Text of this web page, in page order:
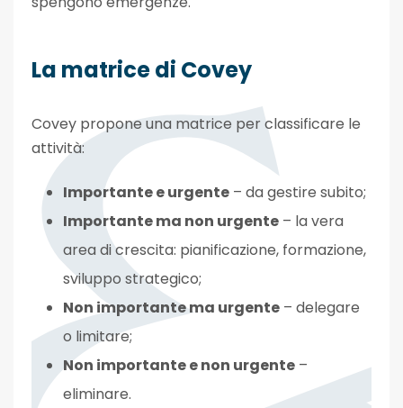
La matrice di Covey
Covey propone una matrice per classificare le
attività:
Importante e urgente – da gestire subito;
Importante ma non urgente – la vera
area di crescita: pianificazione, formazione,
sviluppo strategico;
Non importante ma urgente – delegare
o limitare;
Non importante e non urgente –
eliminare.